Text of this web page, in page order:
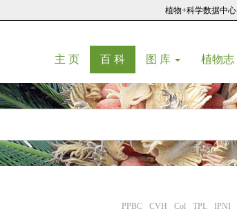
植物+科学数据中心
主 页(current)
百 科(current)
图 库 植物志
PPBC CVH Col TPL IPNI